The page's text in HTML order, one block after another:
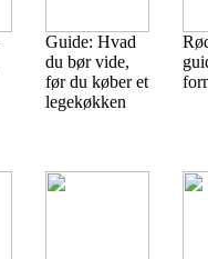
Guide: Hvad
du bør vide,
før du køber et
legekøkken